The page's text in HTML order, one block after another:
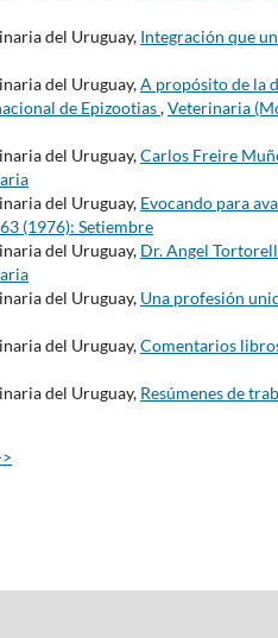
del Uruguay, Integración que
del Uruguay,A propósito de la
de Epizootias,Veterinaria
del Uruguay,Carlos Freire
del Uruguay, Evocando para
(1976): Setiembre
del Uruguay, Dr. Angel
del Uruguay, Una profesión
del Uruguay,Comentarios
del Uruguay, Resúmenes de